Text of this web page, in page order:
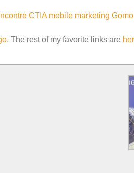
CTIA mobile marketing Gomo
. The rest of my favorite links are